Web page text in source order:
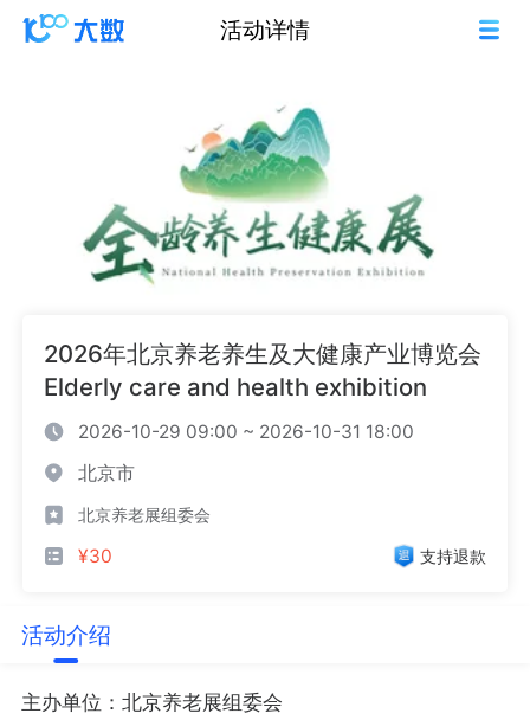
活动详情
2026年北京养老养生及大健康产业博览会
Elderly care and health exhibition
2026-10-29 09:00 ~ 2026-10-31 18:00
北京市
北京养老展组委会
¥30 支持退款
活动介绍
主办单位：北京养老展组委会